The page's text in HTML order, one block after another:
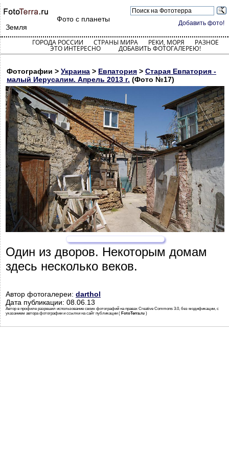
Добавить фото!
Фото с планеты
Земля
ГОРОДА РОССИИ СТРАНЫ МИРА РЕКИ, МОРЯ РАЗНОЕ
ЭТО ИНТЕРЕСНО ДОБАВИТЬ ФОТОГАЛЕРЕЮ!
Фотографии > Украина > Евпатория > Старая Евпатория -
малый Иерусалим. Апрель 2013 г. (Фото №17)
Один из дворов. Некоторым домам
здесь несколько веков.
Автор фотогалереи: darthol
Дата публикации: 08.06.13
Автор в профиле разрешил использование своих фотографий на правах Creative Commons 3.0, без модификации, с
указанием автора фотографии и ссылки на сайт публикации ( FotoTerra.ru )